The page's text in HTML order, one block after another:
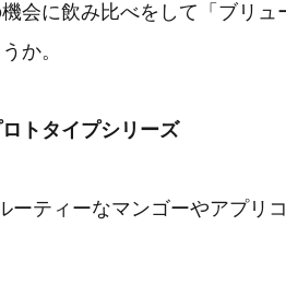
会に飲み比べをして「ブリュ
か。
トタイプシリーズ
ティーなマンゴーやアプリ